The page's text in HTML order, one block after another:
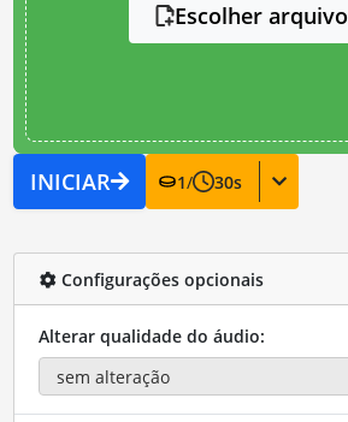
Escolher arquivo
INICIAR 1/ 30s
Configurações opcionais
Alterar qualidade do áudio: